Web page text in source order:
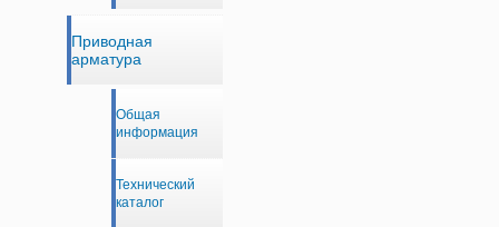
Приводная
арматура
Общая
информация
Технический
каталог